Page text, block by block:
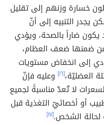
خسارة وزنهم إلى تقليل
يجدر التنبيه إلى أنّ
يكون ضاراً بالصحة، ويؤدي
ضمنها ضعف العظام،
إلى انخفاض مستويات
العضليّة،[١٦]
وعليه فإنّ
لا تُعدّ مناسبةً لجميع
أو أخصائيّ التغذية قبل
لحالة الشخص.[١٧]